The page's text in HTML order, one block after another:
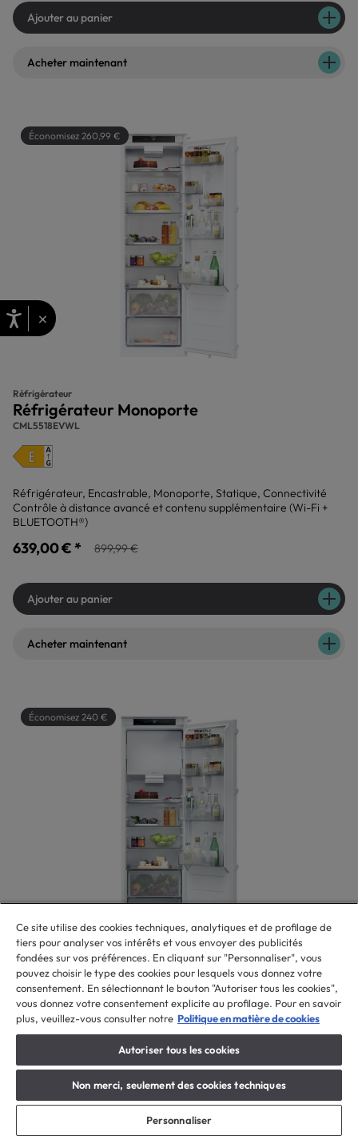
Ajouter au panier
Acheter maintenant
Économisez 260,99 €
Réfrigérateur
Réfrigérateur Monoporte
CML5518EVWL
Réfrigérateur, Encastrable, Monoporte, Statique, Connectivité
Contrôle à distance avancé et contenu supplémentaire (Wi-Fi +
BLUETOOTH®)
639,00 € * 899,99 €
Ajouter au panier
Acheter maintenant
Économisez 240 €
Réfrigérateur
Réfrigérateur Monoporte
CML5518EVW4
Réfrigérateur, Encastrable, Monoporte, Statique, Connectivité
Contrôle à distance avancé et contenu supplémentaire (Wi-Fi +
BLUETOOTH®)
×
Ce site utilise des cookies techniques, analytiques et de profilage de
tiers pour analyser vos intérêts et vous envoyer des publicités
fondées sur vos préférences. En cliquant sur "Personnaliser", vous
pouvez choisir le type des cookies pour lesquels vous donnez votre
consentement. En sélectionnant le bouton "Autoriser tous les cookies",
vous donnez votre consentement explicite au profilage. Pour en savoir
plus, veuillez-vous consulter notre Politique en matière de cookies
Autoriser tous les cookies
Non merci, seulement des cookies techniques
Personnaliser